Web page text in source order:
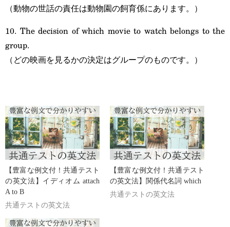
（動物の世話の責任は動物園の飼育係にあります。）
10. The decision of which movie to watch belongs to the
group.
（どの映画を見るかの決定はグループのものです。）
【豊富な例文付！共通テスト
の英文法】イディオム attach
A to B
共通テストの英文法
【豊富な例文付！共通テスト
の英文法】関係代名詞 which
共通テストの英文法